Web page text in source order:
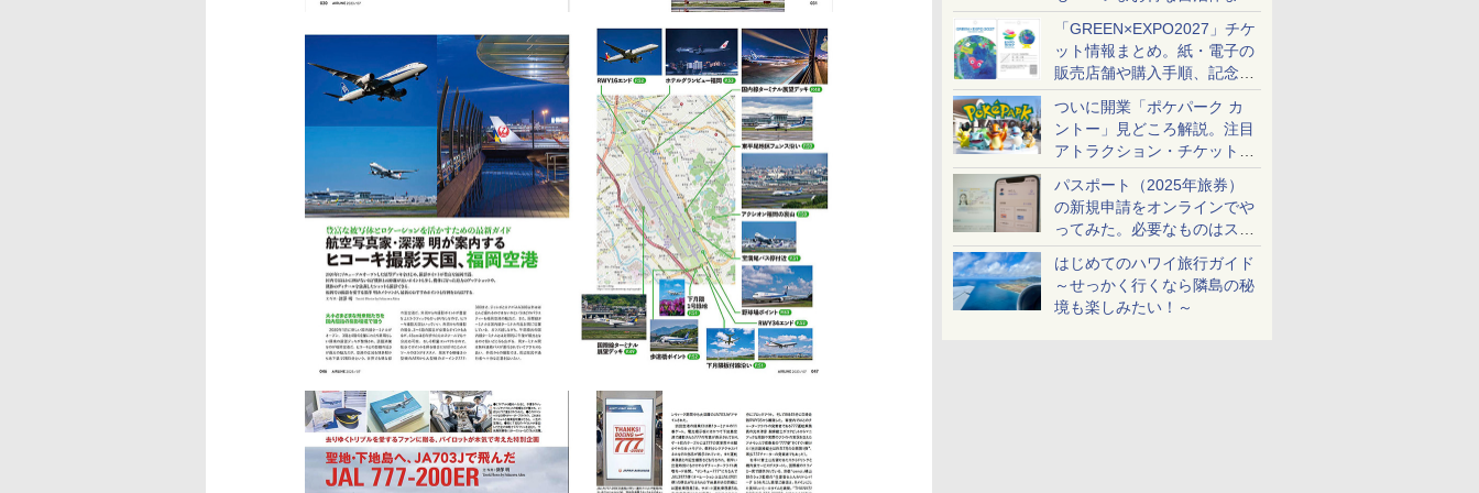
め
「GREEN×EXPO2027」チケ
ット情報まとめ。紙・電子の
販売店舗や購入手順、記念チ
ケットも解説
ついに開業「ポケパーク カ
ントー」見どころ解説。注目
アトラクション・チケット手
配・来場前に必要な準備は？
パスポート（2025年旅券）
の新規申請をオンラインでや
ってみた。必要なものはスマ
ホとマイナカードのみ
はじめてのハワイ旅行ガイド
～せっかく行くなら隣島の秘
境も楽しみたい！～